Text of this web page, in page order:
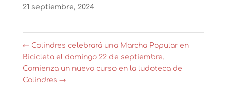
21 septiembre, 2024
←Colindres celebrará una Marcha Popular en
Bicicleta el domingo 22 de septiembre.
Comienza un nuevo curso en la ludoteca de
Colindres →